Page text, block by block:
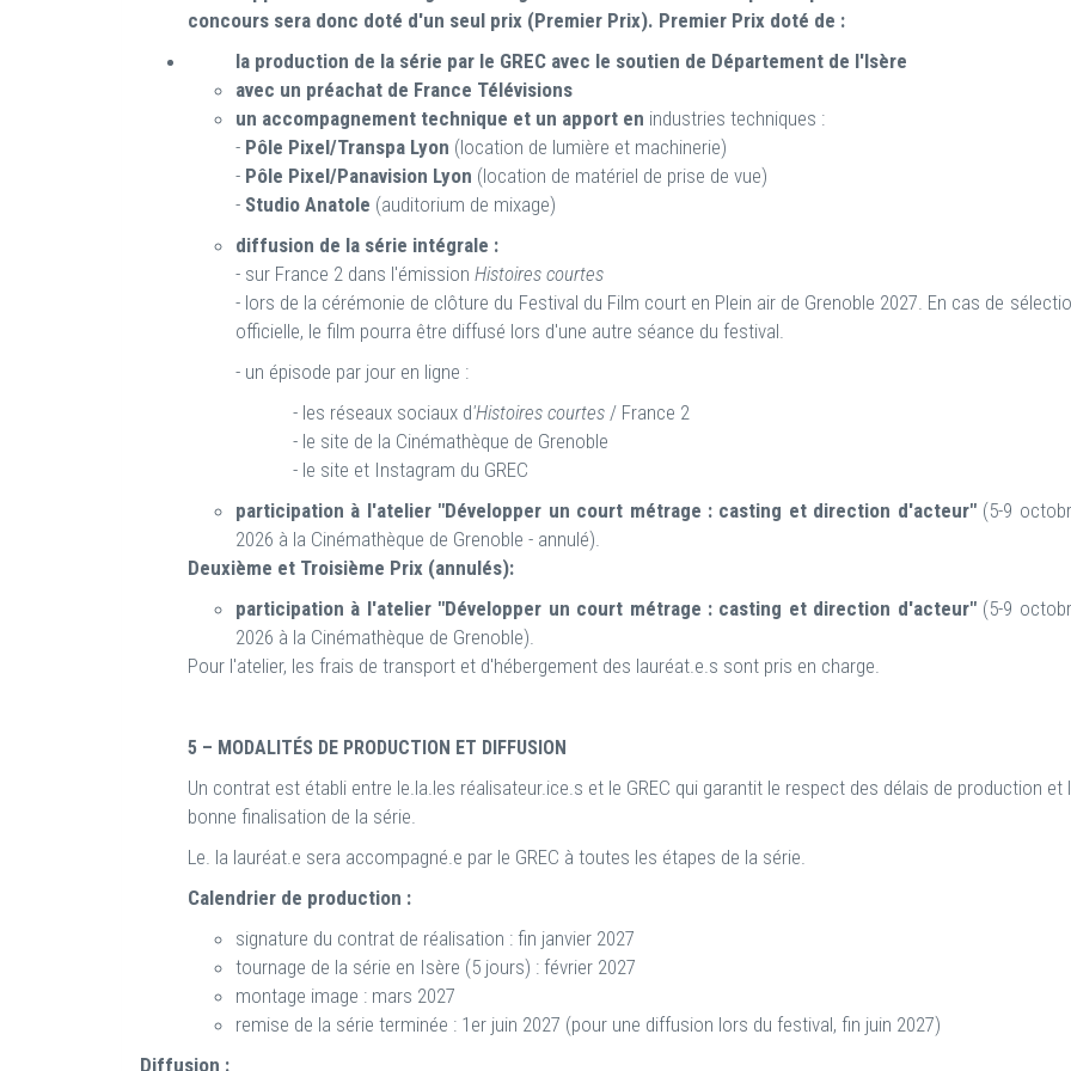
concours sera donc doté d'un seul prix (Premier Prix). Premier Prix doté de :
la production de la série par le GREC avec le soutien de Département de l'Isère
avec un préachat de France Télévisions
un accompagnement technique et un apport en industries techniques :
- Pôle Pixel/Transpa Lyon (location de lumière et machinerie)
- Pôle Pixel/Panavision Lyon (location de matériel de prise de vue)
- Studio Anatole (auditorium de mixage)
diffusion de la série intégrale :
- sur France 2 dans l'émission Histoires courtes
- lors de la cérémonie de clôture du Festival du Film court en Plein air de Grenoble 2027. En cas de
officielle, le film pourra être diffusé lors d'une autre séance du festival.
- un épisode par jour en ligne :
- les réseaux sociaux d'Histoires courtes / France 2
- le site de la Cinémathèque de Grenoble
- le site et Instagram du GREC
participation à l'atelier "Développer un court métrage : casting et direction d'acteur" (5-9
2026 à la Cinémathèque de Grenoble - annulé).
Deuxième et Troisième Prix (annulés):
participation à l'atelier "Développer un court métrage : casting et direction d'acteur" (5-9
2026 à la Cinémathèque de Grenoble).
Pour l'atelier, les frais de transport et d'hébergement des lauréat.e.s sont pris en charge.
5 – MODALITÉS DE PRODUCTION ET DIFFUSION
Un contrat est établi entre le.la.les réalisateur.ice.s et le GREC qui garantit le respect des délais de production et
bonne finalisation de la série.
Le. la lauréat.e sera accompagné.e par le GREC à toutes les étapes de la série.
Calendrier de production :
signature du contrat de réalisation : fin janvier 2027
tournage de la série en Isère (5 jours) : février 2027
montage image : mars 2027
remise de la série terminée : 1er juin 2027 (pour une diffusion lors du festival, fin juin 2027)
Diffusion :